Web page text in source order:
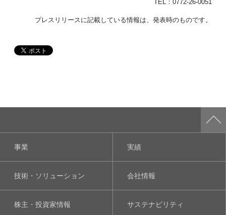
プレスリリースに記載している情報は、発表時のものです。
事業 実績
技術・ソリューション 会社情報
株主・投資家情報 サステナビリティ